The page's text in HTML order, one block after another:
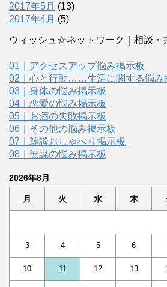
2017年5月 (13)
2017年4月 (5)
ウィッシュ☆ネットワーク｜相談・
01｜アクセスアップ悩み掲示板
02｜心と行動……生活に関する悩み
03｜身体の悩み掲示板
04｜恋愛の悩み掲示板
05｜お酒の失敗掲示板
06｜その他の悩み掲示板
07｜雑談おしゃべり掲示板
08｜無謀の悩み掲示板
2026年8月
月 火 水 木
3 4 5 6
10 11 12 13